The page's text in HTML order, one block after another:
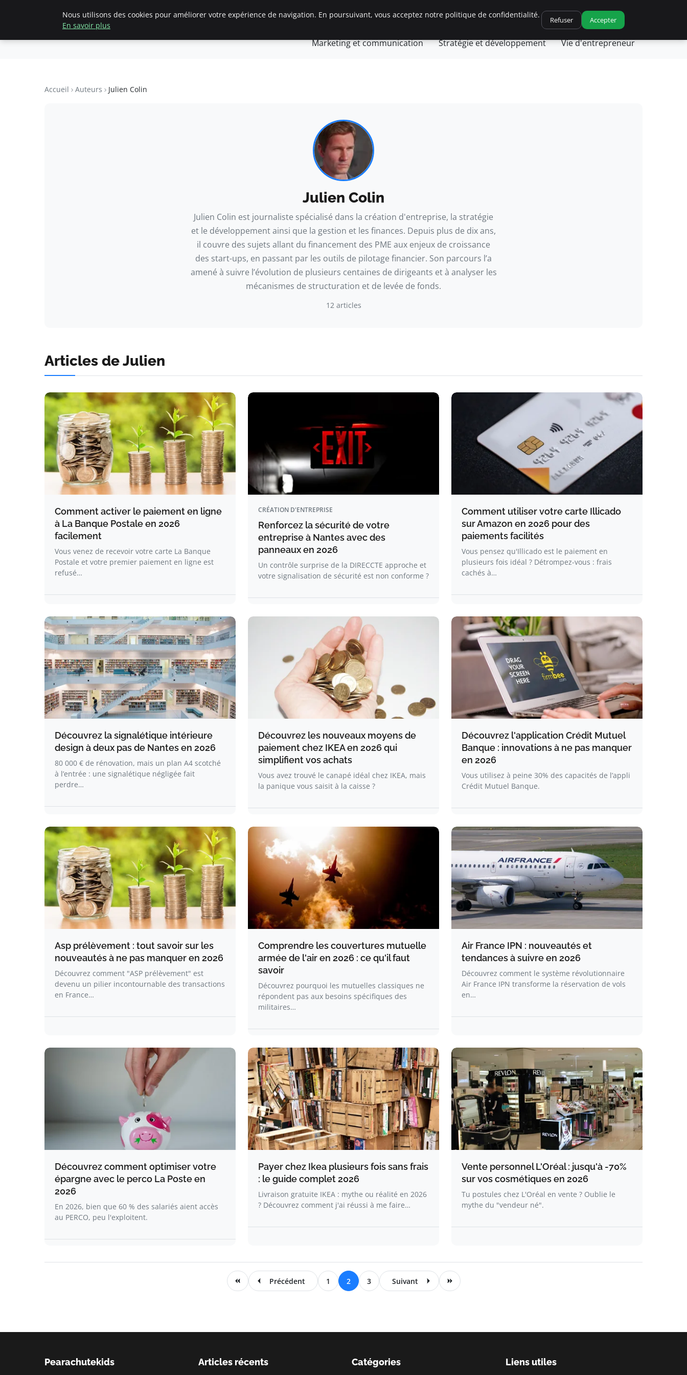
Accueil Création d'entreprise Gestion et finances Innovation et technologie Juridique et fiscalité Leadership et management
Marketing et communication Stratégie et développement Vie d'entrepreneur
Accueil Auteurs Julien Colin
Julien Colin
Julien Colin est journaliste spécialisé dans la création d'entreprise, la stratégie
et le développement ainsi que la gestion et les finances. Depuis plus de dix ans,
il couvre des sujets allant du financement des PME aux enjeux de croissance
des start-ups, en passant par les outils de pilotage financier. Son parcours l’a
amené à suivre l’évolution de plusieurs centaines de dirigeants et à analyser les
mécanismes de structuration et de levée de fonds.
12 articles
Articles de Julien
Comment activer le paiement en ligne
à La Banque Postale en 2026
facilement
Vous venez de recevoir votre carte La Banque
Postale et votre premier paiement en ligne est
refusé…
CRÉATION D'ENTREPRISE
Renforcez la sécurité de votre
entreprise à Nantes avec des
panneaux en 2026
Un contrôle surprise de la DIRECCTE approche et
votre signalisation de sécurité est non conforme ?
Comment utiliser votre carte Illicado
sur Amazon en 2026 pour des
paiements facilités
Vous pensez qu'Illicado est le paiement en
plusieurs fois idéal ? Détrompez-vous : frais
cachés à…
Découvrez la signalétique intérieure
design à deux pas de Nantes en 2026
80 000 € de rénovation, mais un plan A4 scotché
à l’entrée : une signalétique négligée fait
perdre…
Découvrez les nouveaux moyens de
paiement chez IKEA en 2026 qui
simplifient vos achats
Vous avez trouvé le canapé idéal chez IKEA, mais
la panique vous saisit à la caisse ?
Découvrez l'application Crédit Mutuel
Banque : innovations à ne pas manquer
en 2026
Vous utilisez à peine 30% des capacités de l’appli
Crédit Mutuel Banque.
Asp prélèvement : tout savoir sur les
nouveautés à ne pas manquer en 2026
Découvrez comment "ASP prélèvement" est
devenu un pilier incontournable des transactions
en France…
Comprendre les couvertures mutuelle
armée de l'air en 2026 : ce qu'il faut
savoir
Découvrez pourquoi les mutuelles classiques ne
répondent pas aux besoins spécifiques des
militaires…
Air France IPN : nouveautés et
tendances à suivre en 2026
Découvrez comment le système révolutionnaire
Air France IPN transforme la réservation de vols
en…
Découvrez comment optimiser votre
épargne avec le perco La Poste en
2026
En 2026, bien que 60 % des salariés aient accès
au PERCO, peu l'exploitent.
Payer chez Ikea plusieurs fois sans frais
: le guide complet 2026
Livraison gratuite IKEA : mythe ou réalité en 2026
? Découvrez comment j'ai réussi à me faire…
Vente personnel L'Oréal : jusqu'à -70%
sur vos cosmétiques en 2026
Tu postules chez L'Oréal en vente ? Oublie le
mythe du "vendeur né".
Précédent 1 2 3 Suivant
Pearachutekids Articles récents Catégories Liens utiles
Nous utilisons des cookies pour améliorer votre expérience de navigation. En poursuivant, vous acceptez notre politique de confidentialité.
En savoir plus
Refuser Accepter